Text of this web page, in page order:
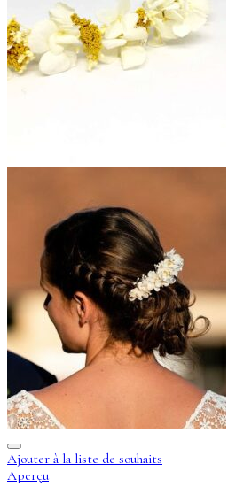
Ajouter à la liste de souhaits
Aperçu